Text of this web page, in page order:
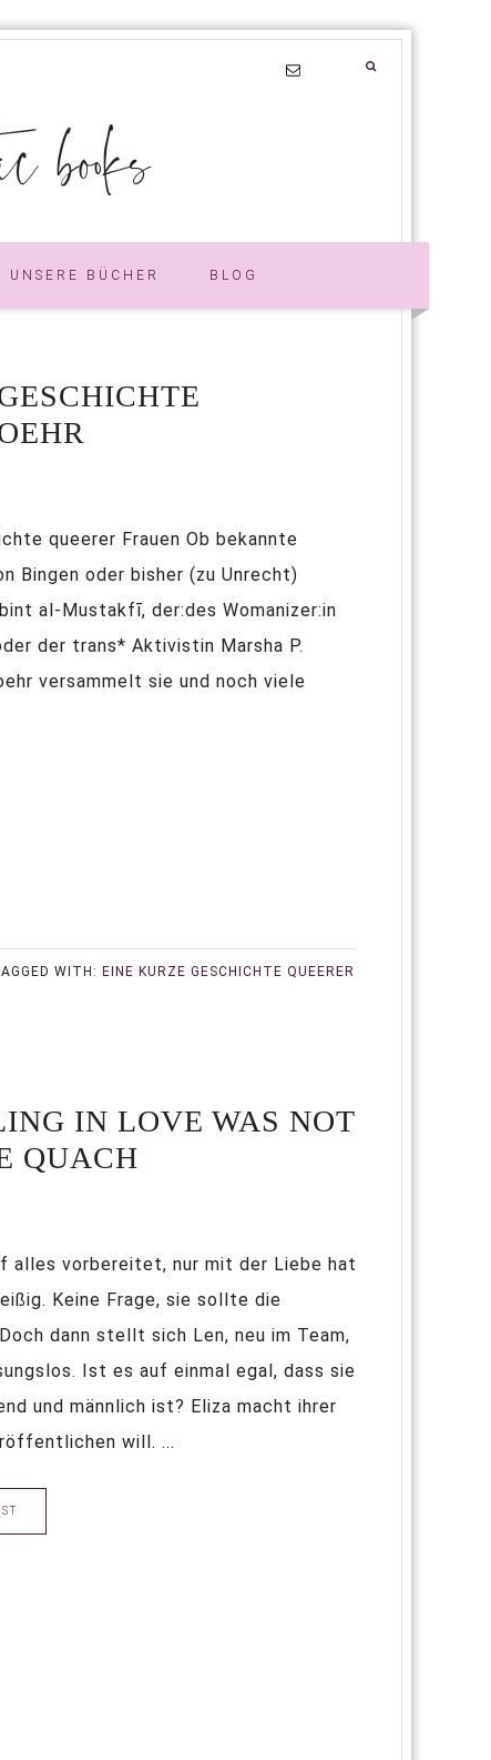
UNSERE BÜCHER BLOG
queerer Frauen Ob bekannte
Bingen oder bisher (zu Unrecht)
al-Mustakfī, der:des Womanizer:in
der trans* Aktivistin Marsha P.
versammelt sie und noch viele
WITH:EINE KURZE GESCHICHTE QUEERER
IN LOVE WAS NOT
QUACH
alles vorbereitet, nur mit der Liebe hat
Keine Frage, sie sollte die
dann stellt sich Len, neu im Team,
Ist es auf einmal egal, dass sie
und männlich ist? Eliza macht ihrer
will. ...